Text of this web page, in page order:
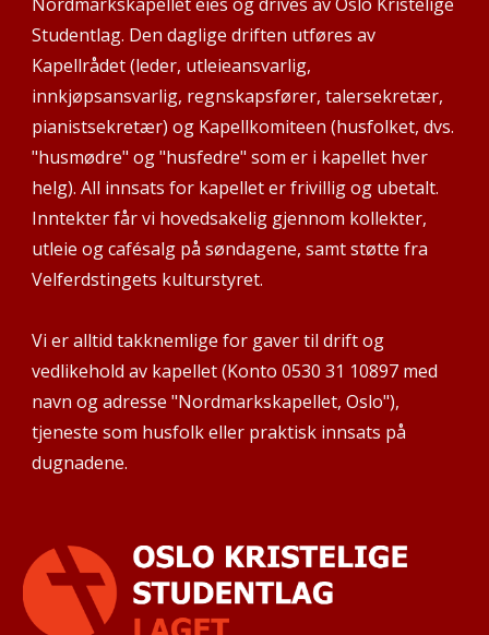
Studentlag. Den daglige driften utføres av
Kapellrådet (leder, utleieansvarlig,
innkjøpsansvarlig, regnskapsfører, talersekretær,
pianistsekretær) og Kapellkomiteen (husfolket, dvs.
"husmødre" og "husfedre" som er i kapellet hver
helg). All innsats for kapellet er frivillig og ubetalt.
Inntekter får vi hovedsakelig gjennom kollekter,
utleie og cafésalg på søndagene, samt støtte fra
Velferdstingets kulturstyret.
Vi er alltid takknemlige for gaver til drift og
vedlikehold av kapellet (Konto 0530 31 10897 med
navn og adresse "Nordmarkskapellet, Oslo"),
tjeneste som husfolk eller praktisk innsats på
dugnadene.